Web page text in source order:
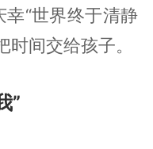
“世界终于清静
时间交给孩子。
”